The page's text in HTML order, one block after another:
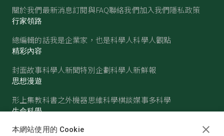
關於我們最新消息訂閱與FAQ聯絡我們加入我們隱私政策
行家領路
總編輯的話我是企業家，也是科學人科學人觀點
精彩內容
封面故事科學人新聞特別企劃科學人新鮮報
思想漫遊
形上集教科書之外機器思維科學棋談媒事多科學
生命科學
醫學古生物心理學生態學
本網站使用的 Cookie